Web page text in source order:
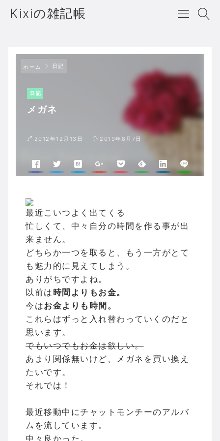
Kixiの雑記帳
ホーム 日記
日記
メガネ
2012年12月13日 2019年8月7日
最近こいつよく出てくる
忙しくて、中々自分の時間を作る事が出
来ません。
どちらか一つを取ると、もう一方がとて
も魅力的に見えてしまう。
ありがちですよね。
以前は 時間よりもお金。
今はお金よりも時間。
これらはずっと入れ替わっていくのだと
思います。
でもいつでもお金は欲しい。
あまり関係無いけど、メガネを買い換え
たいです。
それでは！
最近移動中にチャットモンチーのアルバ
ムを流しています。
中々良かった。